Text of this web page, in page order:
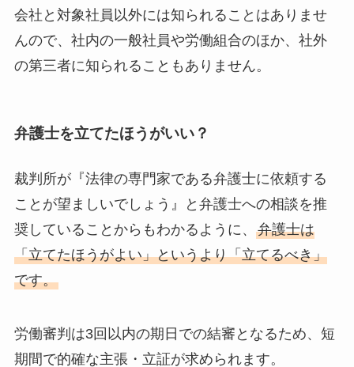
会社と対象社員以外には知られることはありませ
んので、社内の一般社員や労働組合のほか、社外
の第三者に知られることもありません。
弁護士を立てたほうがいい？
裁判所が『法律の専門家である弁護士に依頼する
ことが望ましいでしょう』と弁護士への相談を推
奨していることからもわかるように、 弁護士は
「立てたほうがよい」というより「立てるべき」
です。
労働審判は3回以内の期日での結審となるため、短
期間で的確な主張・立証が求められます。